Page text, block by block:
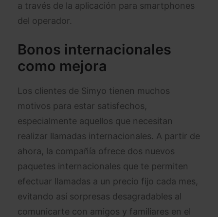
a través de la aplicación para smartphones
del operador.
Bonos internacionales
como mejora
Los clientes de Simyo tienen muchos
motivos para estar satisfechos,
especialmente aquellos que necesitan
realizar llamadas internacionales. A partir de
ahora, la compañía ofrece dos nuevos
paquetes internacionales que te permiten
efectuar llamadas a un precio fijo cada mes,
evitando así sorpresas desagradables al
comunicarte con amigos y familiares en el